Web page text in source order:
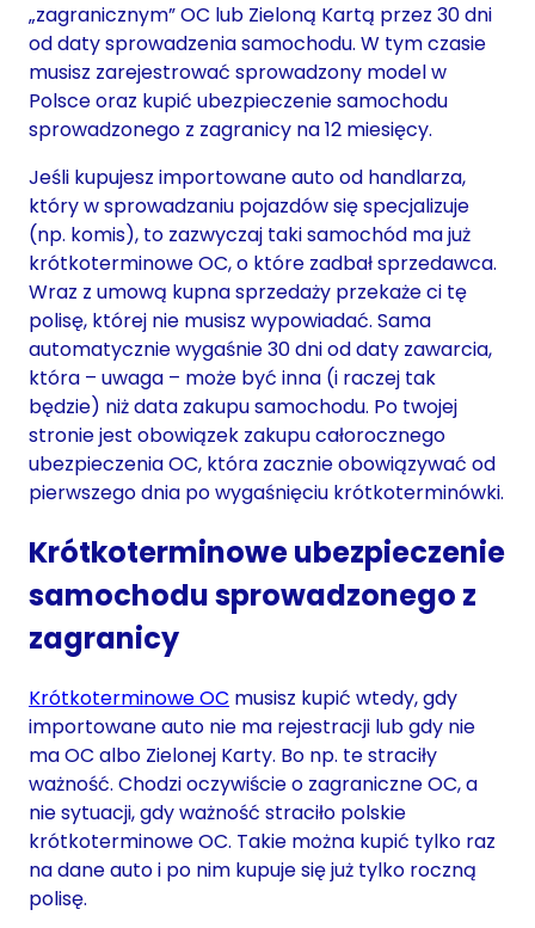
„zagranicznym” OC lub Zieloną Kartą przez 30 dni
od daty sprowadzenia samochodu. W tym czasie
musisz zarejestrować sprowadzony model w
Polsce oraz kupić ubezpieczenie samochodu
sprowadzonego z zagranicy na 12 miesięcy.
Jeśli kupujesz importowane auto od handlarza,
który w sprowadzaniu pojazdów się specjalizuje
(np. komis), to zazwyczaj taki samochód ma już
krótkoterminowe OC, o które zadbał sprzedawca.
Wraz z umową kupna sprzedaży przekaże ci tę
polisę, której nie musisz wypowiadać. Sama
automatycznie wygaśnie 30 dni od daty zawarcia,
która – uwaga – może być inna (i raczej tak
będzie) niż data zakupu samochodu. Po twojej
stronie jest obowiązek zakupu całorocznego
ubezpieczenia OC, która zacznie obowiązywać od
pierwszego dnia po wygaśnięciu krótkoterminówki.
Krótkoterminowe ubezpieczenie
samochodu sprowadzonego z
zagranicy
Krótkoterminowe OC musisz kupić wtedy, gdy
importowane auto nie ma rejestracji lub gdy nie
ma OC albo Zielonej Karty. Bo np. te straciły
ważność. Chodzi oczywiście o zagraniczne OC, a
nie sytuacji, gdy ważność straciło polskie
krótkoterminowe OC. Takie można kupić tylko raz
na dane auto i po nim kupuje się już tylko roczną
polisę.